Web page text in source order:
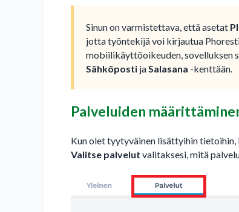
Sinun on varmistettava, että asetat
jotta työntekijä voi kirjautua
mobiilikäyttöoikeuden, sovelluksen
Sähköposti ja Salasana -kenttään.
Palveluiden
Kun olet tyytyväinen lisättyihin
Valitse palvelut valitaksesi, mitä